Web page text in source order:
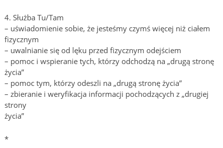
4. Służba Tu/Tam
– uświadomienie sobie, że jesteśmy czymś więcej niż ciałem
fizycznym
– uwalnianie się od lęku przed fizycznym odejściem
– pomoc i wspieranie tych, którzy odchodzą na „drugą stronę
życia”
– pomoc tym, którzy odeszli na „drugą stronę życia”
– zbieranie i weryfikacja informacji pochodzących z „drugiej
strony
życia”
*